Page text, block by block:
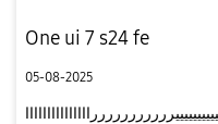
One ui 7 s24 fe
05-08-2025